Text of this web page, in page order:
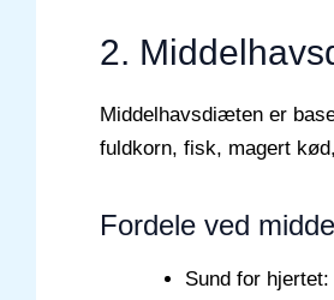
2.
Middelhavsdiæten er
fuldkorn, fisk, magert
Fordele ved
Sund for